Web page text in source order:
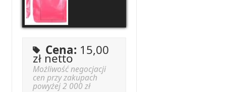
Cena: 15,00
zł netto
Możliwość negocjacji
cen przy zakupach
powyżej 2 000 zł